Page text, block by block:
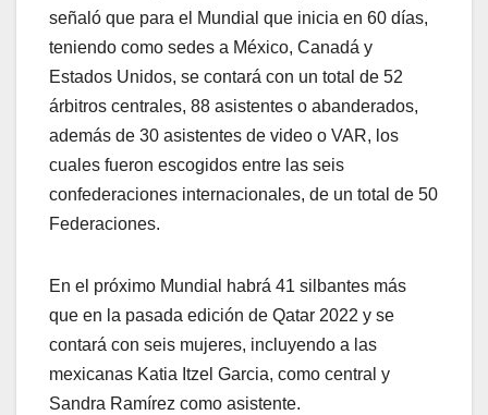
señaló que para el Mundial que inicia en 60 días,
teniendo como sedes a México, Canadá y
Estados Unidos, se contará con un total de 52
árbitros centrales, 88 asistentes o abanderados,
además de 30 asistentes de video o VAR, los
cuales fueron escogidos entre las seis
confederaciones internacionales, de un total de 50
Federaciones.
En el próximo Mundial habrá 41 silbantes más
que en la pasada edición de Qatar 2022 y se
contará con seis mujeres, incluyendo a las
mexicanas Katia Itzel Garcia, como central y
Sandra Ramírez como asistente.